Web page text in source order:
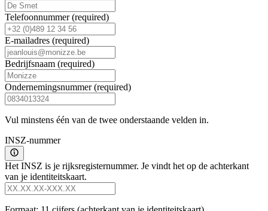
Telefoonnummer(required)
E-mailadres (required)
Bedrijfsnaam (required)
Ondernemingsnummer(required)
Vul minstens één van de twee onderstaande velden in.
INSZ-nummer
Het INSZ is je rijksregisternummer. Je vindt het op de achterkant
van je identiteitskaart.